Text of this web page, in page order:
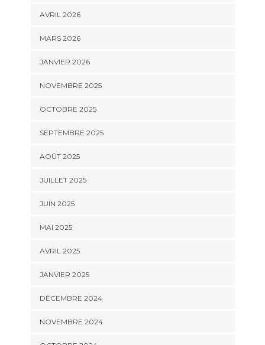
AVRIL 2026
MARS 2026
JANVIER 2026
NOVEMBRE 2025
OCTOBRE 2025
SEPTEMBRE 2025
AOÛT 2025
JUILLET 2025
JUIN 2025
MAI 2025
AVRIL 2025
JANVIER 2025
DÉCEMBRE 2024
NOVEMBRE 2024